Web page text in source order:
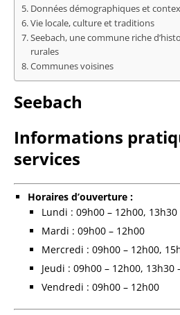
Données démographiques et
Vie locale, culture et traditions
Seebach, une commune riche
rurales
Communes voisines
Seebach
Informations
services
Horaires d’ouverture :
Lundi : 09h00 – 12h00, 13h30
Mardi : 09h00 – 12h00
Mercredi : 09h00 – 12h00,
Jeudi : 09h00 – 12h00, 13h30
Vendredi : 09h00 – 12h00